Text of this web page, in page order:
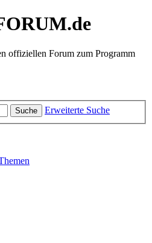
offiziellen Forum zum Programm
Suche Erweiterte Suche